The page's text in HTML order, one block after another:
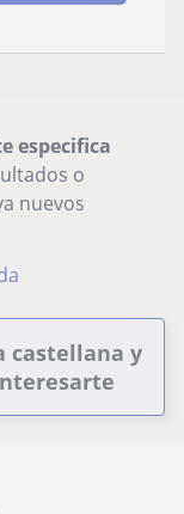
especifica
o
nuevos
castellana y